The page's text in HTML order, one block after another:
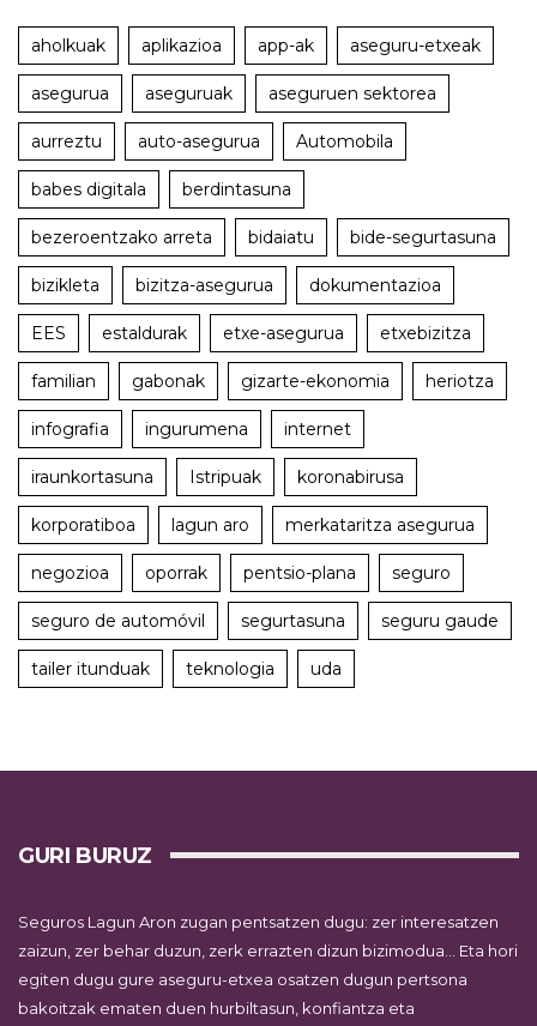
aholkuak aplikazioa app-ak aseguru-etxeak
asegurua aseguruak aseguruen sektorea
aurreztu auto-asegurua Automobila
babes digitala berdintasuna
bezeroentzako arreta bidaiatu bide-segurtasuna
bizikleta bizitza-asegurua dokumentazioa
EES estaldurak etxe-asegurua etxebizitza
familian gabonak gizarte-ekonomia heriotza
infografia ingurumena internet
iraunkortasuna Istripuak koronabirusa
korporatiboa lagun aro merkataritza asegurua
negozioa oporrak pentsio-plana seguro
seguro de automóvil segurtasuna seguru gaude
tailer itunduak teknologia uda
GURI BURUZ
Seguros Lagun Aron zugan pentsatzen dugu: zer interesatzen
zaizun, zer behar duzun, zerk errazten dizun bizimodua… Eta hori
egiten dugu gure aseguru-etxea osatzen dugun pertsona
bakoitzak ematen duen hurbiltasun, konfiantza eta